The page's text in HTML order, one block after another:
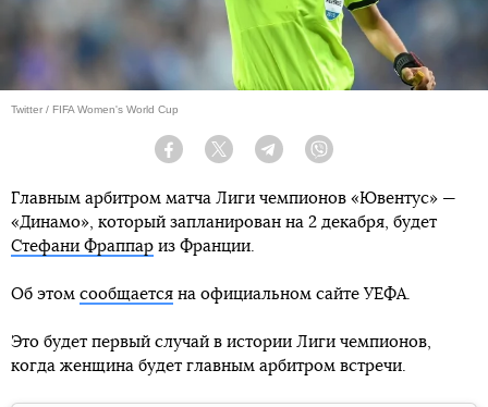
Twitter / FIFA Women's World Cup
Facebook Twitter Telegram
Главным арбитром матча Лиги чемпионов «Ювентус» —
«Динамо», который запланирован на 2 декабря, будет
Стефани Фраппар из Франции.
Об этом сообщается на официальном сайте УЕФА.
Это будет первый случай в истории Лиги чемпионов,
когда женщина будет главным арбитром встречи.